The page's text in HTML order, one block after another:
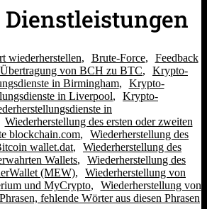
Dienstleistungen
wiederherstellen Brute-Force
Feedback
von BCH zu BTC
Krypto-
in Birmingham
Krypto-
in Liverpool
Krypto-
in
Wiederherstellung des ersten oder zweiten
blockchain.com
Wiederherstellung des
wallet.dat
Wiederherstellung des
Wallets
Wiederherstellung des
(MEW)
Wiederherstellung von
und MyCrypto
Wiederherstellung von
fehlende Wörter aus diesen Phrasen